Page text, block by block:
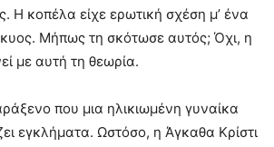
Η κοπέλα είχε ερωτική σχέση μ’ ένα
Μήπως τη σκότωσε αυτός; Όχι, η
με αυτή τη θεωρία.
που μια ηλικιωμένη γυναίκα
εγκλήματα. Ωστόσο, η Άγκαθα Κρίστι